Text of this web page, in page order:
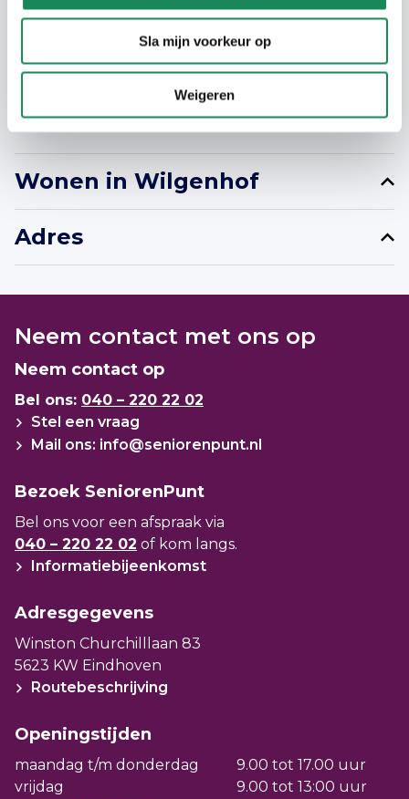
Sla mijn voorkeur op
Weigeren
jaarinkomen van € 51.537. Voor 2 personen
maximaal € 56.910. We verhuren deze
appartementen aan maximaal 2 personen
Wonen in Wilgenhof
hier.
Adres
Neem contact met ons op
Neem contact op
Bel ons: 040 – 220 22 02
Stel een vraag
Mail ons: info@seniorenpunt.nl
Bezoek SeniorenPunt
Bel ons voor een afspraak via
040 – 220 22 02 of kom langs.
Informatiebijeenkomst
Adresgegevens
Winston Churchilllaan 83
5623 KW Eindhoven
Routebeschrijving
Openingstijden
maandag t/m donderdag
9.00 tot 17.00 uur
vrijdag
9.00 tot 13:00 uur